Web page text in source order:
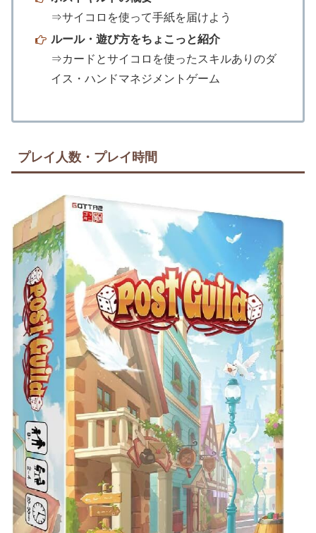
⇒サイコロを使って手紙を届けよう
ルール・遊び方をちょこっと紹介
⇒カードとサイコロを使ったスキルありのダ
イス・ハンドマネジメントゲーム
プレイ人数・プレイ時間